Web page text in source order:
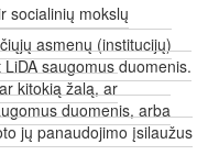
socialinių mokslų
asmenų (institucijų)
saugomus duomenis.
kitokią žalą, ar
duomenis, arba
jų panaudojimo įsilaužus